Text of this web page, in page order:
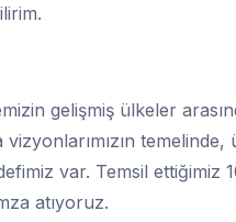
gelişmiş ülkeler
var. Temsil
atıyoruz.